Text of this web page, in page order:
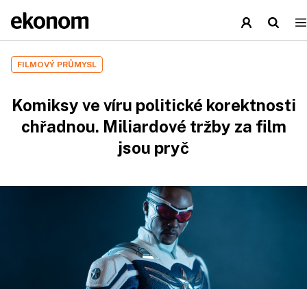
FILMOVÝ PRŮMYSL
Komiksy ve víru politické korektnosti
chřadnou. Miliardové tržby za film
jsou pryč